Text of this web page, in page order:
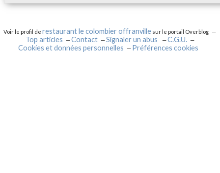
Voir le profil derestaurant le colombier offranville sur le portail Overblog
Top articles Contact Signaler un abus
C.G.U.
Cookies et données personnelles
Préférences cookies